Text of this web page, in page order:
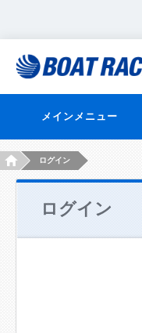
メインメニュー
HOMEログイン
ログイン